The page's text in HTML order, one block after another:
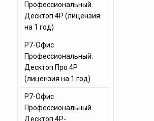
Профессиональный.
Десктоп 4Р (лицензия
на 1 год)
Р7-Офис
Профессиональный.
Десктоп Про 4Р
(лицензия на 1 год)
Р7-Офис
Профессиональный.
Десктоп 4Р-